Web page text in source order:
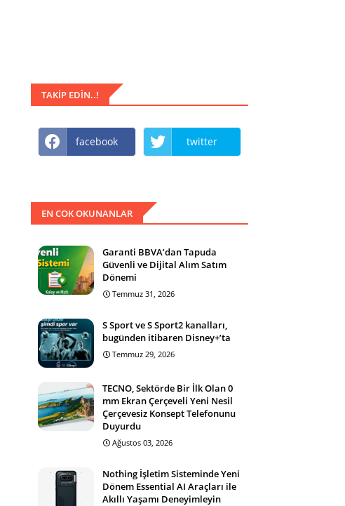
TAKIP EDIN..!
facebook twitter
EN COK OKUNANLAR
Garanti BBVA’dan Tapuda
Güvenli ve Dijital Alım Satım
Dönemi
Temmuz 31, 2026
S Sport ve S Sport2 kanalları,
bugünden itibaren Disney+’ta
Temmuz 29, 2026
TECNO, Sektörde Bir İlk Olan 0
mm Ekran Çerçeveli Yeni Nesil
Çerçevesiz Konsept Telefonunu
Duyurdu
Ağustos 03, 2026
Nothing İşletim Sisteminde Yeni
Dönem Essential AI Araçları ile
Akıllı Yaşamı Deneyimleyin